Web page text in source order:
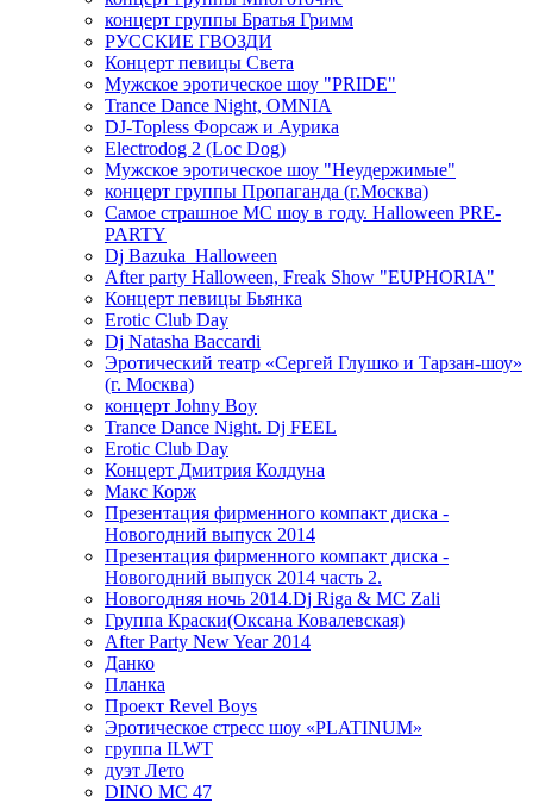
концерт группы Братья Гримм
РУССКИЕ ГВОЗДИ
Концерт певицы Света
Мужское эротическое шоу "PRIDE"
Trance Dance Night, OMNIA
DJ-Topless Форсаж и Аурика
Electrodog 2 (Loc Dog)
Мужское эротическое шоу "Неудержимые"
концерт группы Пропаганда (г.Москва)
Самое страшное МС шоу в году. Halloween PRE-
PARTY
Dj Bazuka_Halloween
After party Halloween, Freak Show "EUPHORIA"
Концерт певицы Бьянка
Erotic Club Day
Dj Natasha Baccardi
Эротический театр «Сергей Глушко и Тарзан-шоу»
(г. Москва)
концерт Johny Boy
Trance Dance Night. Dj FEEL
Erotic Club Day
Концерт Дмитрия Колдуна
Макс Корж
Презентация фирменного компакт диска -
Новогодний выпуск 2014
Презентация фирменного компакт диска -
Новогодний выпуск 2014 часть 2.
Новогодняя ночь 2014.Dj Riga & MC Zali
Группа Краски(Оксана Ковалевская)
After Party New Year 2014
Данко
Планка
Проект Revel Boys
Эротическое стресс шоу «PLATINUM»
группа ILWT
дуэт Лето
DINO MC 47